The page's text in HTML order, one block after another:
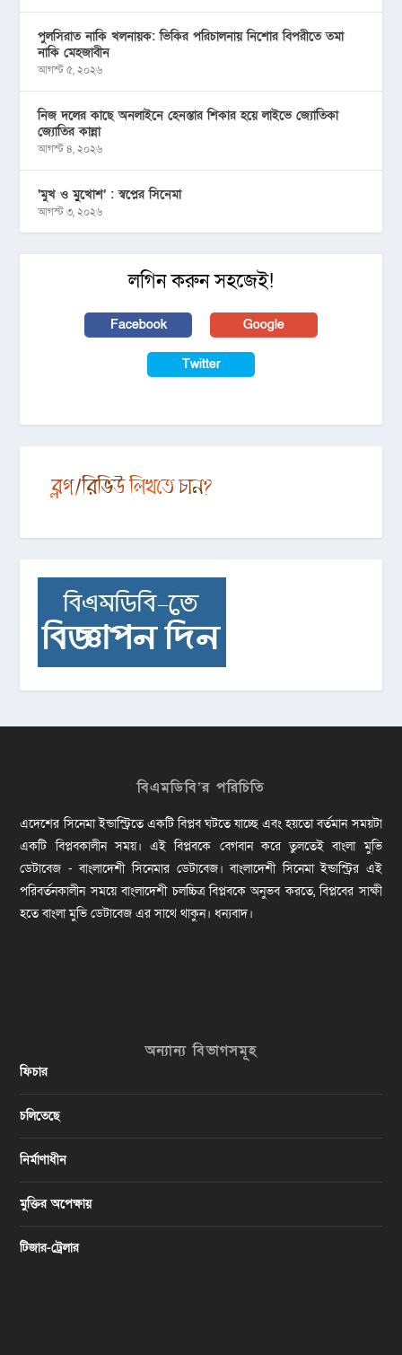
পুলসিরাত নাকি খলনায়ক: ভিকির পরিচালনায় নিশোর বিপরীতে তমা
নাকি মেহজাবীন
আগস্ট ৫, ২০২৬
নিজ দলের কাছে অনলাইনে হেনস্তার শিকার হয়ে লাইভে জ্যোতিকা
জ্যোতির কান্না
আগস্ট ৪, ২০২৬
‘মুখ ও মু্খোশ’ : স্বপ্নের সিনেমা
আগস্ট ৩, ২০২৬
লগিন করুন সহজেই!
Facebook Google
Twitter
বিএমডিবি’র পরিচিতি
এদেশের সিনেমা ইন্ডাস্ট্রিতে একটি বিপ্লব ঘটতে যাচ্ছে এবং হয়তো বর্তমান সময়টা
একটি বিপ্লবকালীন সময়। এই বিপ্লবকে বেগবান করে তুলতেই বাংলা মুভি
ডেটাবেজ - বাংলাদেশী সিনেমার ডেটাবেজ। বাংলাদেশী সিনেমা ইন্ডাস্ট্রির এই
পরিবর্তনকালীন সময়ে বাংলাদেশী চলচ্চিত্র বিপ্লবকে অনুভব করতে, বিপ্লবের সাক্ষী
হতে বাংলা মুভি ডেটাবেজ এর সাথে থাকুন। ধন্যবাদ।
অন্যান্য বিভাগসমূহ
ফিচার
চলিতেছে
নির্মাণাধীন
মুক্তির অপেক্ষায়
টিজার-ট্রেলার